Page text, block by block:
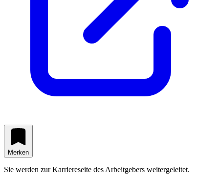
Merken
Sie werden zur Karriereseite des Arbeitgebers weitergeleitet.